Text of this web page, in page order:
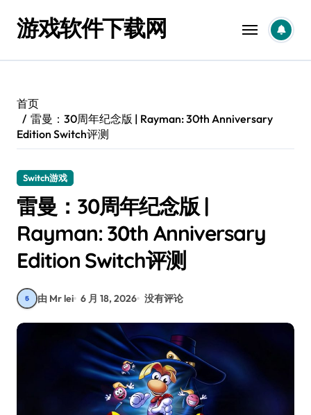
游戏软件下载网
首页
雷曼：30周年纪念版 | Rayman: 30th Anniversary
Edition Switch评测
Switch游戏
雷曼：30周年纪念版 |
Rayman: 30th Anniversary
Edition Switch评测
由 Mr lei 6 月 18, 2026 没有评论